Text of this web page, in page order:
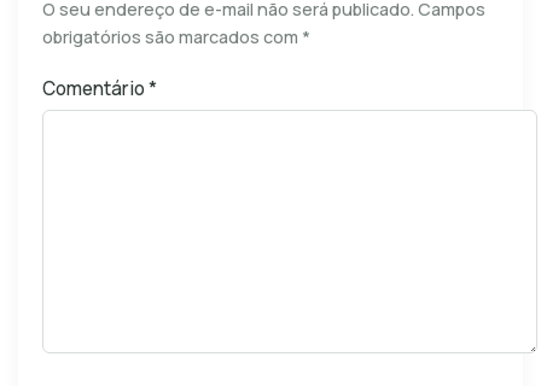
O seu endereço de e-mail não será publicado. Campos
obrigatórios são marcados com *
Comentário*